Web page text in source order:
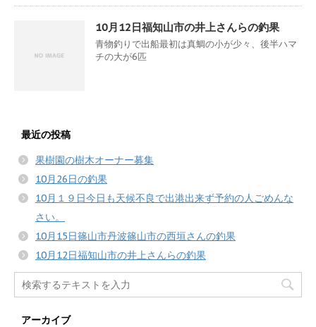
10月12日福知山市の井上さんらの釣果
青物釣りで出船最初は真鯛の小が少々、後半ハマ
チの大が6匹
最近の投稿
果樹園の樹木オーナー募集
10月26日の釣果
10月１９日今日も天候不良で出港出来ず予約の人ごめんな
さい。
10月15日篠山市丹波篠山市の西垣さんの釣果
10月12日福知山市の井上さんらの釣果
アーカイブ